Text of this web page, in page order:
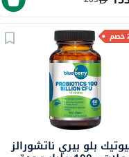
بلو بيري ناتشورالز